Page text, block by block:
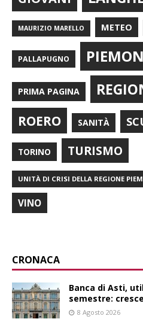
MAURIZIO MARELLO METEO
PALLAPUGNO
PRIMA PAGINA
ROERO SANITÀ
TORINO TURISMO
UNITÀ DI CRISI DELLA REGIONE
VINO
CRONACA
Banca di Asti,
semestre:
8 Agosto 2026